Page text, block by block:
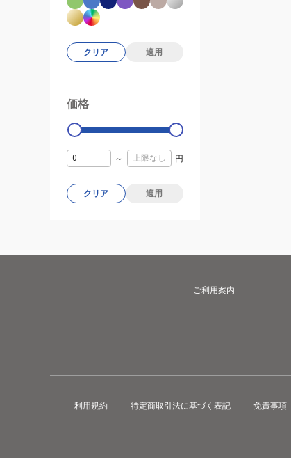
クリア 適用
価格
0
～ 円
クリア 適用
ご利用案内
利用規約 特定商取引法に基づく表記 免責事項